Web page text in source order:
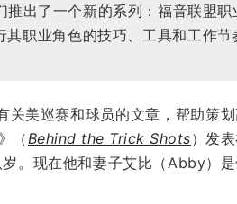
出了一个新的系列：福音联盟职
职业角色的技巧、工具和工作节
关美巡赛和球员的文章，帮助策
（Behind the Trick Shots）发
。现在他和妻子艾比（Abby）